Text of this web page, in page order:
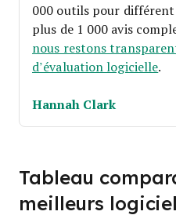
000 outils pour
plus de 1 000 avis
nous restons
d’évaluation logicielle.
Hannah Clark
Tableau
meilleurs